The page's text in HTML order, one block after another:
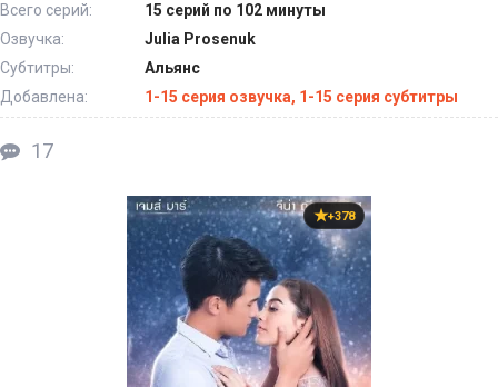
Всего серий:
15 серий по 102 минуты
Озвучка:
Julia Prosenuk
Субтитры:
Альянс
Добавлена:
1-15 серия озвучка, 1-15 серия субтитры
17
+378